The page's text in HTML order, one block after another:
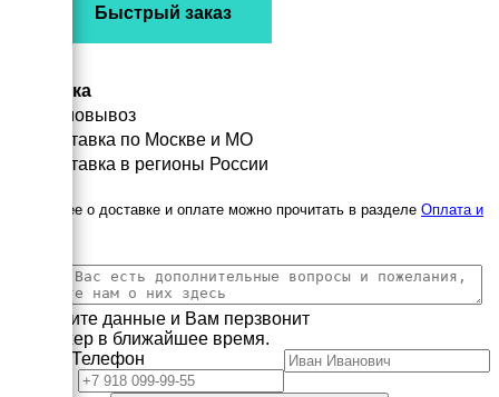
Быстрый заказ
Доставка
Самовывоз
Доставка по Москве и МО
Доставка в регионы России
Подробнее о доставке и оплате можно прочитать в разделе Оплата и
Заполните данные и Вам перзвонит
менеджер в ближайшее время.
Телефон